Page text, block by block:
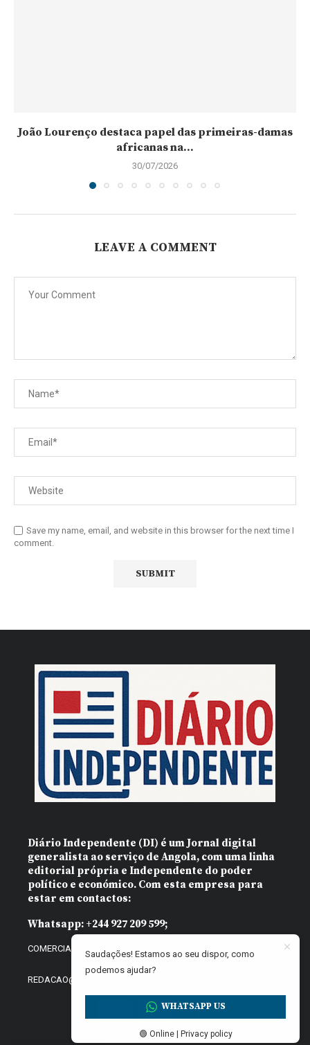
João Lourenço destaca papel das primeiras-damas
africanas na...
30/07/2026
LEAVE A COMMENT
Save my name, email, and website in this browser for the next time I
comment.
Diário Independente (DI) é um Jornal digital
generalista ao serviço de Angola, com uma linha
editorial própria e Independente do poder
político e económico. Com esta empresa para
estar em contactos:
Whatsapp: +244 927 209 599;
COMERCIAL@DIARIOINDEPENDENTE.INFO
REDACAO@DIARIOINDEPENDENTE.INFO
Saudações! Estamos ao seu dispor, como
podemos ajudar?
WHATSAPP US
🟢 Online | Privacy policy